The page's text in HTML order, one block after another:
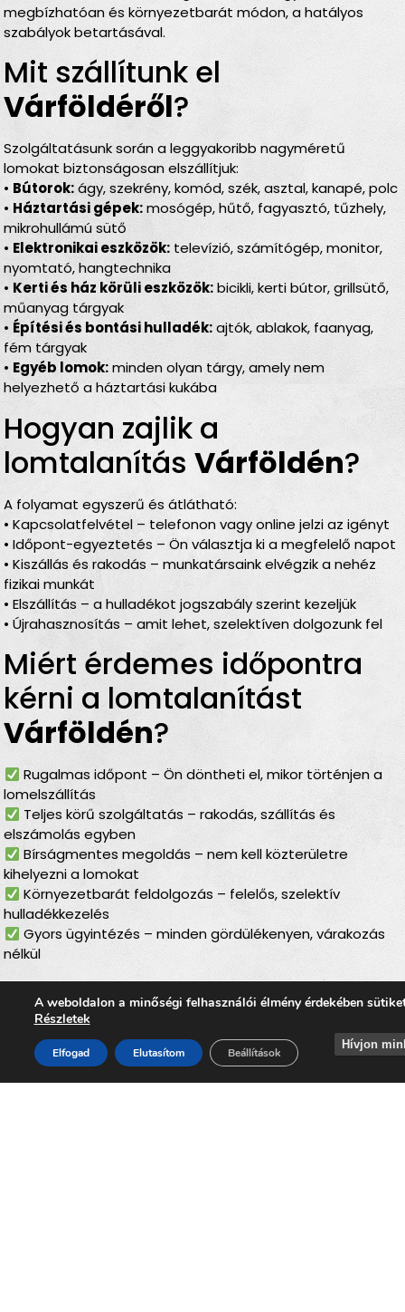
megbízhatóan és környezetbarát módon, a hatályos
szabályok betartásával.
Mit szállítunk el
Várföldéről?
Szolgáltatásunk során a leggyakoribb nagyméretű
lomokat biztonságosan elszállítjuk:
• Bútorok:ágy, szekrény, komód, szék, asztal, kanapé, polc
• Háztartási gépek:mosógép, hűtő, fagyasztó, tűzhely,
mikrohullámú sütő
• Elektronikai eszközök: televízió, számítógép, monitor,
nyomtató, hangtechnika
• Kerti és ház körüli eszközök:bicikli, kerti bútor, grillsütő,
műanyag tárgyak
• Építési és bontási hulladék:ajtók, ablakok, faanyag,
fém tárgyak
• Egyéb lomok:minden olyan tárgy, amely nem
helyezhető a háztartási kukába
Hogyan zajlik a
lomtalanításVárföldén?
A folyamat egyszerű és átlátható:
• Kapcsolatfelvétel – telefonon vagy online jelzi az igényt
• Időpont-egyeztetés – Ön választja ki a megfelelő napot
• Kiszállás és rakodás – munkatársaink elvégzik a nehéz
fizikai munkát
• Elszállítás – a hulladékot jogszabály szerint kezeljük
• Újrahasznosítás – amit lehet, szelektíven dolgozunk fel
Miért érdemes időpontra
kérni a lomtalanítást
Várföldén?
Rugalmas időpont – Ön döntheti el, mikor történjen a
lomelszállítás
Teljes körű szolgáltatás – rakodás, szállítás és
elszámolás egyben
Bírságmentes megoldás – nem kell közterületre
kihelyezni a lomokat
Környezetbarát feldolgozás – felelős, szelektív
hulladékkezelés
Gyors ügyintézés – minden gördülékenyen, várakozás
nélkül
LomtalanításVárföldén–
ideális választás minden
helyzetben
A weboldalon a minőségi felhasználói élmény érdekében
Részletek
Elfogad Elutasítom Beállítások
Hívjon